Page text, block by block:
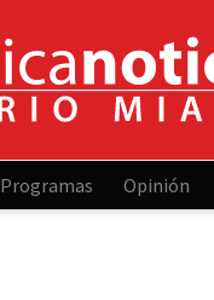
Programas Opinión